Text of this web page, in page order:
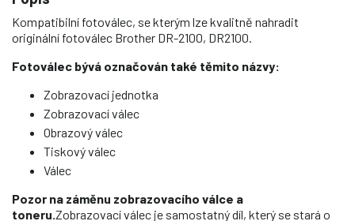
Kompatibilní fotoválec, se kterým lze kvalitně nahradit
originální fotoválec Brother DR-2100, DR2100.
Fotoválec bývá označován také těmito názvy:
Zobrazovací jednotka
Zobrazovací válec
Obrazový válec
Tiskový válec
Válec
Pozor na záměnu zobrazovacího válce a
toneru. Zobrazovací válec je samostatný díl, který se stará o